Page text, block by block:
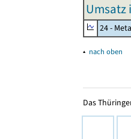
Umsatz
24 -
▴ nach oben
Das